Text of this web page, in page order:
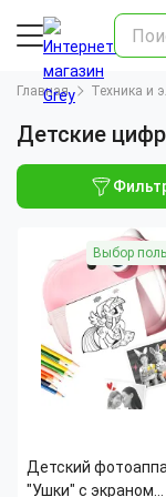
Главная Техника и
Детские
Выбор
Детский
"Ушки" с экраном